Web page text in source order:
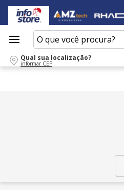
O que você procura?
Qual sua localização?
informar CEP